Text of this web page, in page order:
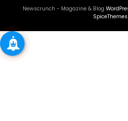
Newscrunch - Magazine & Blog
SpiceThemes